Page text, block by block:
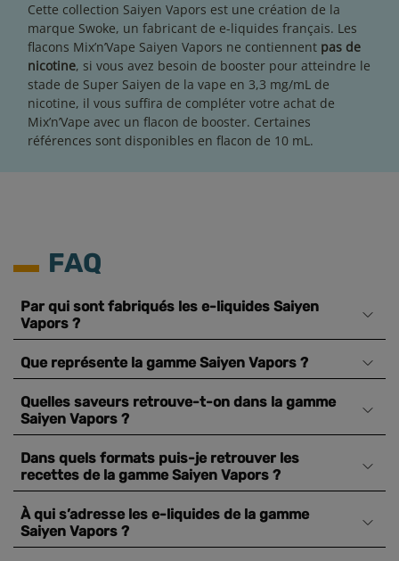
Cette collection Saiyen Vapors est une création de la
marque Swoke, un fabricant de e-liquides français. Les
flacons Mix’n’Vape Saiyen Vapors ne contiennent pas de
nicotine, si vous avez besoin de booster pour atteindre le
stade de Super Saiyen de la vape en 3,3 mg/mL de
nicotine, il vous suffira de compléter votre achat de
Mix’n’Vape avec un flacon de booster. Certaines
références sont disponibles en flacon de 10 mL.
FAQ
Par qui sont fabriqués les e-liquides Saiyen
Vapors ?
Que représente la gamme Saiyen Vapors ?
Quelles saveurs retrouve-t-on dans la gamme
Saiyen Vapors ?
Dans quels formats puis-je retrouver les
recettes de la gamme Saiyen Vapors ?
À qui s’adresse les e-liquides de la gamme
Saiyen Vapors ?